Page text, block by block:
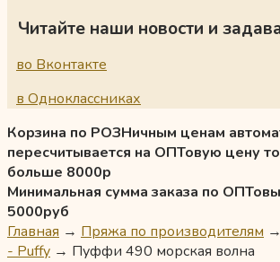
Читайте наши новости и
во Вконтакте
в Одноклассниках
Корзина по РОЗНичным ценам
пересчитывается на ОПТовую цену
больше 8000р
Минимальная сумма заказа по
5000руб
Главная → Пряжа по производителям →
- Puffy → Пуффи 490 морская волна